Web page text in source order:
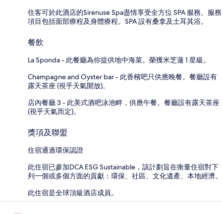
住客可於此酒店的Sirenuse Spa盡情享受全方位 SPA 服務。服務
項目包括面部療程及身體療程。SPA 設有桑拿及土耳其浴。
餐飲
La Sponda - 此餐廳為你提供地中海菜。榮獲米芝蓮 1 星級。
Champagne and Oyster bar - 此香檳吧只供應晚餐。餐廳設有
露天茶座 (視乎天氣開放)。
店內餐廳 3 - 此美式酒吧泳池畔，供應午餐。餐廳設有露天茶座
(視乎天氣而定)。
獎項及聯盟
住宿通過環保認證
此住宿已參加DCA ESG Sustainable，該計劃旨在衡量住宿對下
列一個或多個方面的貢獻：環保、社區、文化遺產、本地經濟。
此住宿是全球頂級酒店成員。